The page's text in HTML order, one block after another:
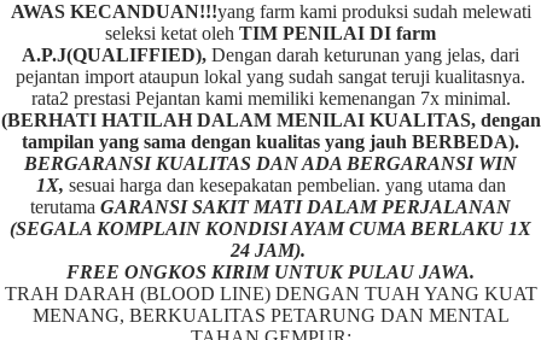
AWAS KECANDUAN!!!yang farm kami produksi sudah melewati
seleksi ketat oleh TIM PENILAI DI farm
A.P.J(QUALIFFIED), Dengan darah keturunan yang jelas, dari
pejantan import ataupun lokal yang sudah sangat teruji kualitasnya.
rata2 prestasi Pejantan kami memiliki kemenangan 7x minimal.
(BERHATI HATILAH DALAM MENILAI KUALITAS, dengan
tampilan yang sama dengan kualitas yang jauh BERBEDA).
BERGARANSI KUALITAS DAN ADA BERGARANSI WIN
1X, sesuai harga dan kesepakatan pembelian. yang utama dan
terutama GARANSI SAKIT MATI DALAM PERJALANAN
(SEGALA KOMPLAIN KONDISI AYAM CUMA BERLAKU 1X
24 JAM).
FREE ONGKOS KIRIM UNTUK PULAU JAWA.
TRAH DARAH (BLOOD LINE) DENGAN TUAH YANG KUAT
MENANG, BERKUALITAS PETARUNG DAN MENTAL